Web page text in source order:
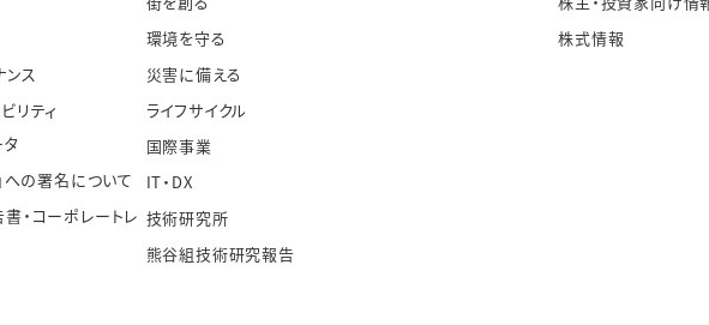
ンス
リティ
への署名について
・コーポレートレ
環境を守る
災害に備える
ライフサイクル
国際事業
IT・DX
技術研究所
熊谷組技術研究報告
株式情報